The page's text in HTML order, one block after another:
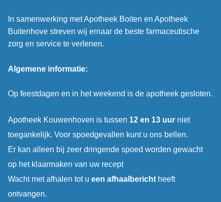
In samenwerking met Apotheek Boiten en Apotheek
Buitenhove streven wij ernaar de beste farmaceutische
zorg en service te verlenen.
Algemene informatie:
Op feestdagen en in het weekend is de apotheek gesloten.
Apotheek Kouwenhoven is tussen 12 en 13 uur niet
toegankelijk. Voor spoedgevallen kunt u ons bellen.
Er kan alleen bij zeer dringende spoed worden gewacht
op het klaarmaken van uw recept
Wacht met afhalen tot u een afhaalbericht heeft
ontvangen.